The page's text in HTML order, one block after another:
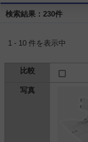
検索結果：230件
1 - 10 件を表示中